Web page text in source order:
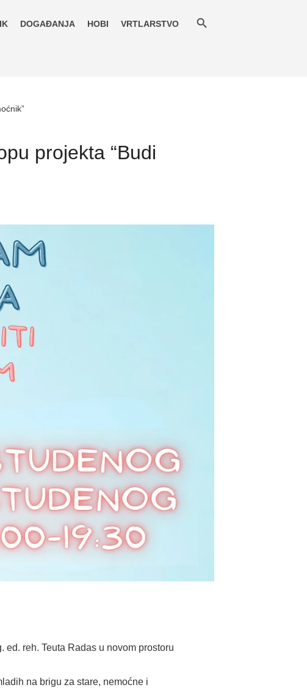
DOGAĐANJA HOBI VRTLARSTVO
projekta “Budi
reh. Teuta Radas u novom prostoru
na brigu za stare, nemoćne i